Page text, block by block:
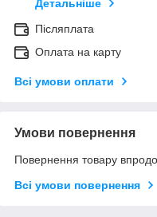
Детальніше
Післяплата
Оплата на карту
Всі умови оплати
Умови повернення
Повернення товару
Всі умови повернення